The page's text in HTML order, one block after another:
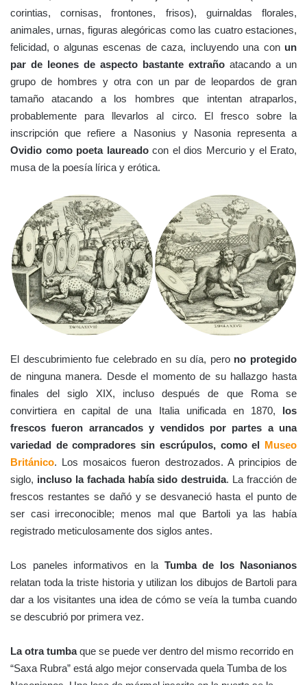
corintias, cornisas, frontones, frisos), guirnaldas florales,
animales, urnas, figuras alegóricas como las cuatro estaciones,
felicidad, o algunas escenas de caza, incluyendo una con un
par de leones de aspecto bastante extraño atacando a un
grupo de hombres y otra con un par de leopardos de gran
tamaño atacando a los hombres que intentan atraparlos,
probablemente para llevarlos al circo. El fresco sobre la
inscripción que refiere a Nasonius y Nasonia representa a
Ovidio como poeta laureadocon el dios Mercurio y el Erato,
musa de la poesía lírica y erótica.
El descubrimiento fue celebrado en su día, pero no protegido
de ninguna manera. Desde el momento de su hallazgo hasta
finales del siglo XIX, incluso después de que Roma se
convirtiera en capital de una Italia unificada en 1870, los
frescos fueron arrancados y vendidos por partes a una
variedad de compradores sin escrúpulos, como el Museo
Británico. Los mosaicos fueron destrozados. A principios de
siglo, incluso la fachada había sido destruida. La fracción de
frescos restantes se dañó y se desvaneció hasta el punto de
ser casi irreconocible; menos mal que Bartoli ya las había
registrado meticulosamente dos siglos antes.
Los paneles informativos en la Tumba de los Nasonianos
relatan toda la triste historia y utilizan los dibujos de Bartoli para
dar a los visitantes una idea de cómo se veía la tumba cuando
se descubrió por primera vez.
La otra tumbaque se puede ver dentro del mismo recorrido en
“Saxa Rubra” está algo mejor conservada quela Tumba de los